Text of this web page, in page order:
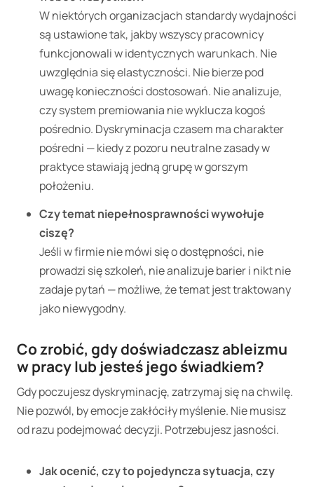
W niektórych organizacjach standardy wydajności
są ustawione tak, jakby wszyscy pracownicy
funkcjonowali w identycznych warunkach. Nie
uwzględnia się elastyczności. Nie bierze pod
uwagę konieczności dostosowań. Nie analizuje,
czy system premiowania nie wyklucza kogoś
pośrednio. Dyskryminacja czasem ma charakter
pośredni — kiedy z pozoru neutralne zasady w
praktyce stawiają jedną grupę w gorszym
położeniu.
Czy temat niepełnosprawności wywołuje
ciszę?
Jeśli w firmie nie mówi się o dostępności, nie
prowadzi się szkoleń, nie analizuje barier i nikt nie
zadaje pytań — możliwe, że temat jest traktowany
jako niewygodny.
Co zrobić, gdy doświadczasz ableizmu
w pracy lub jesteś jego świadkiem?
Gdy poczujesz dyskryminację, zatrzymaj się na chwilę.
Nie pozwól, by emocje zakłóciły myślenie. Nie musisz
od razu podejmować decyzji. Potrzebujesz jasności.
Jak ocenić, czy to pojedyncza sytuacja, czy